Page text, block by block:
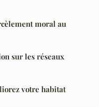
moral au
sur les réseaux
votre habitat